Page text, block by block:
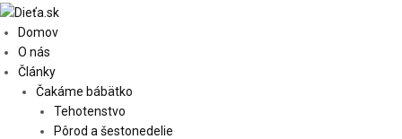
Domov
O nás
Články
Čakáme bábätko
Tehotenstvo
Pôrod a šestonedelie